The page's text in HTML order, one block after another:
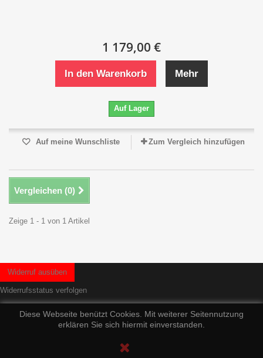
1 179,00 €
In den Warenkorb Mehr
Auf Lager
Auf meine Wunschliste Zum Vergleich hinzufügen
Vergleichen (0)
Zeige 1 - 1 von 1 Artikel
Diese Webseite benützt Cookies. Mit weiterer Seitennutzung
erklären Sie sich hiermit einverstanden.
Widerruf ausüben
Widerrufsstatus verfolgen